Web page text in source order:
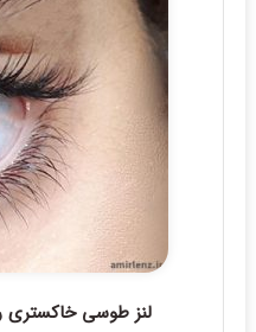
لنز طوسی خاکستری